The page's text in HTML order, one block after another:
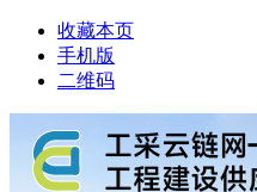
收藏本页
手机版
二维码